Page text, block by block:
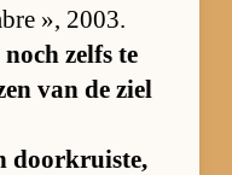
», 2003.
zelfs te
van de ziel
door­kruis­te,